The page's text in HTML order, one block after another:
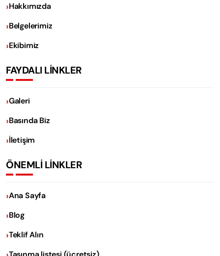
Hakkımızda
Belgelerimiz
Ekibimiz
FAYDALI LİNKLER
Galeri
Basında Biz
İletişim
ÖNEMLİ LİNKLER
Ana Sayfa
Blog
Teklif Alın